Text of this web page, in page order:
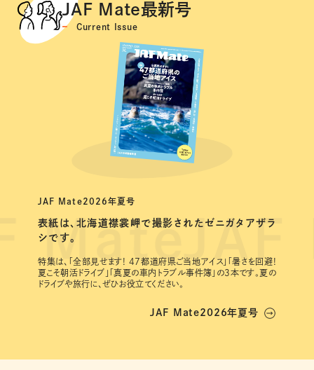
JAF Mate最新号
Current Issue
JAF Mate2026年夏号
表紙は、北海道襟裳岬で撮影されたゼニガタアザラ
シです。
特集は、｢全部見せます! 47都道府県ご当地アイス｣｢暑さを回避!
夏こそ朝活ドライブ｣｢真夏の車内トラブル事件簿｣の3本です。夏の
ドライブや旅行に、ぜひお役立てください。
JAF Mate2026年夏号